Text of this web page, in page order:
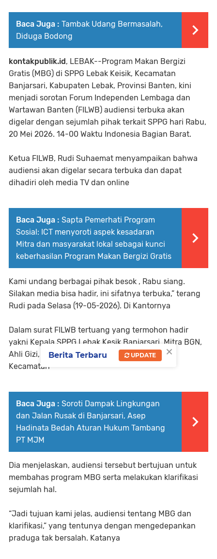
Baca Juga : Tambak Udang Bermasalah,
Diduga Bodong
kontakpublik.id, LEBAK--Program Makan Bergizi
Gratis (MBG) di SPPG Lebak Keisik, Kecamatan
Banjarsari, Kabupaten Lebak, Provinsi Banten, kini
menjadi sorotan Forum Independen Lembaga dan
Wartawan Banten (FILWB) audiensi terbuka akan
digelar dengan sejumlah pihak terkait SPPG hari Rabu,
20 Mei 2026. 14-00 Waktu Indonesia Bagian Barat.
Ketua FILWB, Rudi Suhaemat menyampaikan bahwa
audiensi akan digelar secara terbuka dan dapat
dihadiri oleh media TV dan online
Baca Juga : Sapta Pemerhati Program
Sosial: ICT menyoroti aspek kesadaran
Mitra dan masyarakat lokal sebagai kunci
keberhasilan Program Makan Bergizi Gratis
Kami undang berbagai pihak besok , Rabu siang.
Silakan media bisa hadir, ini sifatnya terbuka,” terang
Rudi pada Selasa (19-05-2026). Di Kantornya
Dalam surat FILWB tertuang yang termohon hadir
yakni Kepala SPPG Lebak Kesik Banjarsari, Mitra BGN,
Ahli Gizi, Akuntan, pihak yayasan dan Satgas
Kecamatan
Baca Juga : Soroti Dampak Lingkungan
dan Jalan Rusak di Banjarsari, Asep
Hadinata Bedah Aturan Hukum Tambang
PT MJM
Dia menjelaskan, audiensi tersebut bertujuan untuk
membahas program MBG serta melakukan klarifikasi
sejumlah hal.
“Jadi tujuan kami jelas, audiensi tentang MBG dan
klarifikasi,” yang tentunya dengan mengedepankan
praduga tak bersalah. Katanya
×
Berita Terbaru UPDATE